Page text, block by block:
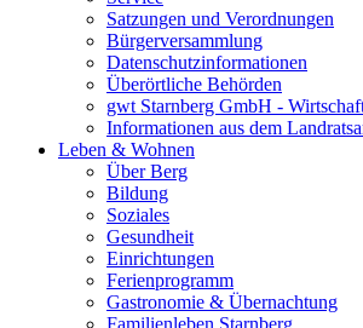
Satzungen und Verordnungen
Bürgerversammlung
Datenschutzinformationen
Überörtliche Behörden
gwt Starnberg GmbH -
Informationen aus dem
Leben & Wohnen
Über Berg
Bildung
Soziales
Gesundheit
Einrichtungen
Ferienprogramm
Gastronomie & Übernachtung
Familienleben Starnberg